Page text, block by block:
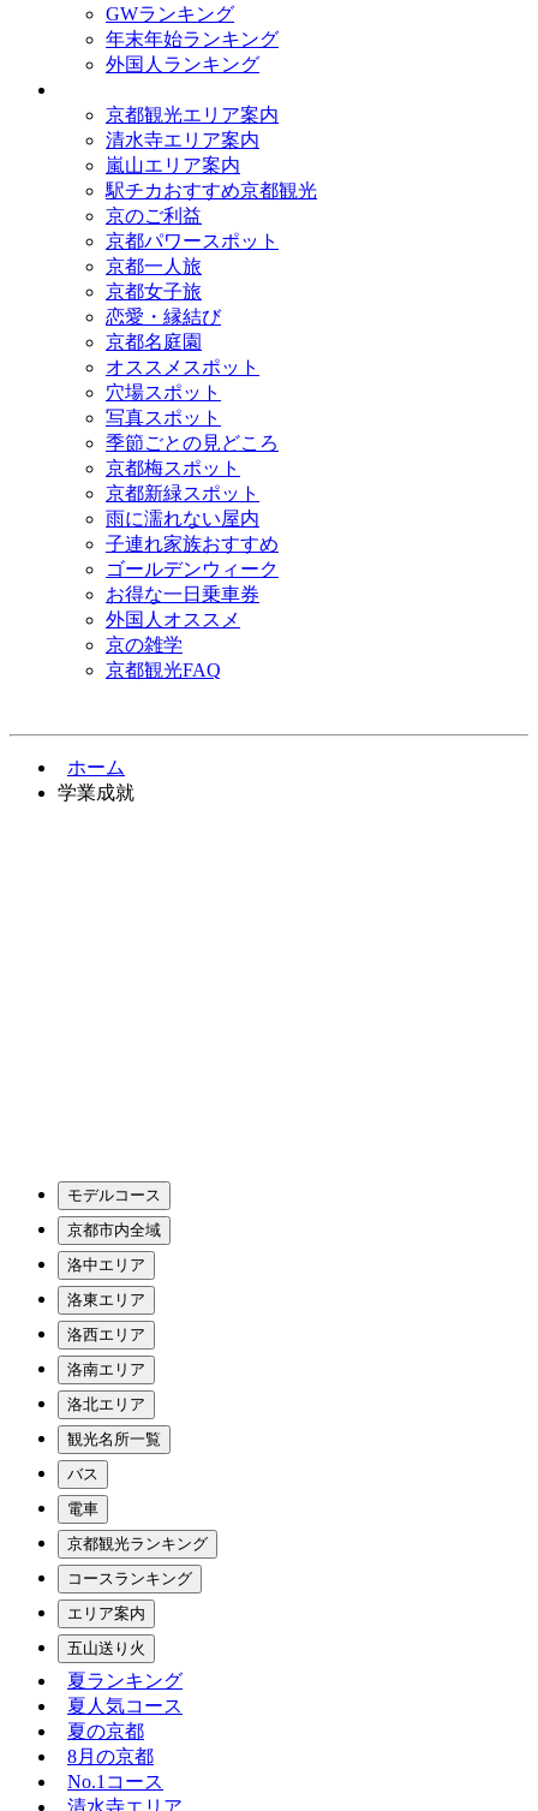
GWランキング
年末年始ランキング
外国人ランキング
京都観光エリア案内
清水寺エリア案内
嵐山エリア案内
駅チカおすすめ京都観光
京のご利益
京都パワースポット
京都一人旅
京都女子旅
恋愛・縁結び
京都名庭園
オススメスポット
穴場スポット
写真スポット
季節ごとの見どころ
京都梅スポット
京都新緑スポット
雨に濡れない屋内
子連れ家族おすすめ
ゴールデンウィーク
お得な一日乗車券
外国人オススメ
京の雑学
京都観光FAQ
ホーム
学業成就
モデルコース
京都市内全域
洛中エリア
洛東エリア
洛西エリア
洛南エリア
洛北エリア
観光名所一覧
バス
電車
京都観光ランキング
コースランキング
エリア案内
五山送り火
夏ランキング
夏人気コース
夏の京都
8月の京都
No.1コース
清水寺エリア